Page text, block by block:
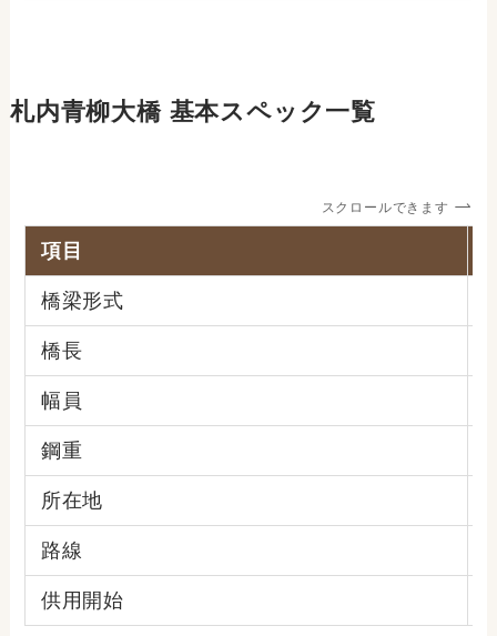
札内青柳大橋 基本スペック一覧
スクロールできます
項目
橋梁形式
橋長
幅員
鋼重
所在地
路線
供用開始